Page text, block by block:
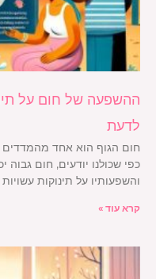
ההשפעה של חום על
לדעת
חום הגוף הוא אחד מהמדדים
כפי שכולנו יודעים, חום גבוה
והשפעותיו על תינוקות
קרא עוד »